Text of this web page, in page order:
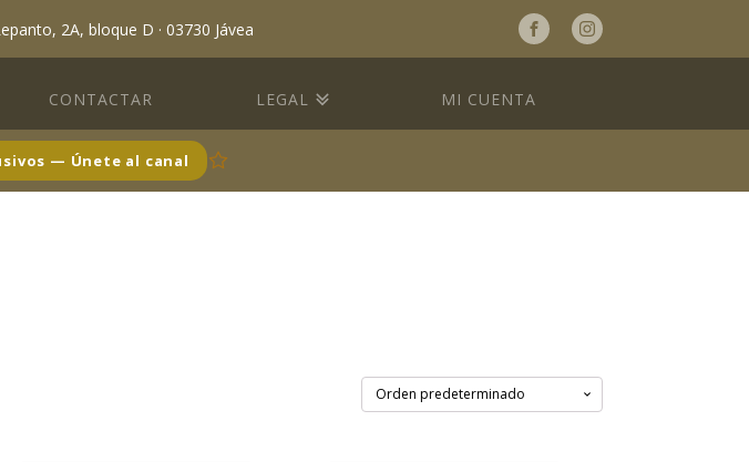
2A, bloque D · 03730 Jávea
CONTACTAR LEGAL MI CUENTA
— Únete al canal